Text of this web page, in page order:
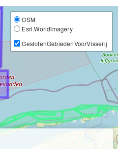
OSM
Esri.WorldImagery
GeslotenGebiedenVoorVisserij